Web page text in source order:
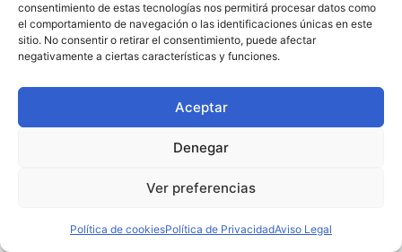
consentimiento de estas tecnologías nos permitirá procesar datos como
el comportamiento de navegación o las identificaciones únicas en este
sitio. No consentir o retirar el consentimiento, puede afectar
negativamente a ciertas características y funciones.
Aceptar
Denegar
Ver preferencias
Política de cookiesPolítica de PrivacidadAviso Legal